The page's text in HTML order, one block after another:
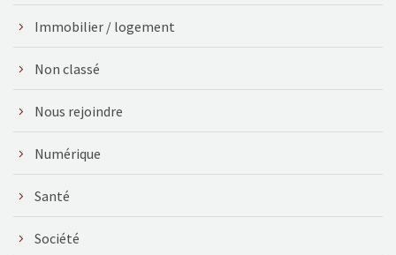
Immobilier / logement
Non classé
Nous rejoindre
Numérique
Santé
Société